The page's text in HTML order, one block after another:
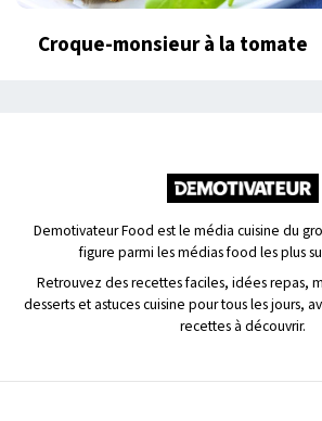
Croque-monsieur à la tomate
Demotivateur Food est le média cuisine du
figure parmi les médias food les plus
Retrouvez des recettes faciles, idées repas,
desserts et astuces cuisine pour tous les jours,
recettes à découvrir.